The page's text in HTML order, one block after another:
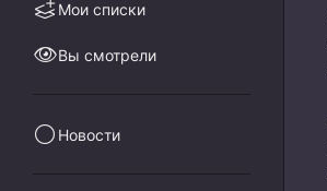
Мои списки
Вы смотрели
Новости